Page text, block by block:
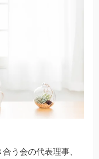
う会の代表理事、